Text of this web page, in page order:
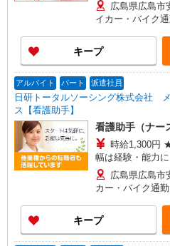
広島県広島
イカー・バイク
キープ
アルバイト パート 派遣社員
日研トータルソーシング株式会社
ス【看護助手】
看護助手（ナー
時給1,300円 ★
幅は経験・能力
広島県広島
カー・バイク通
キープ